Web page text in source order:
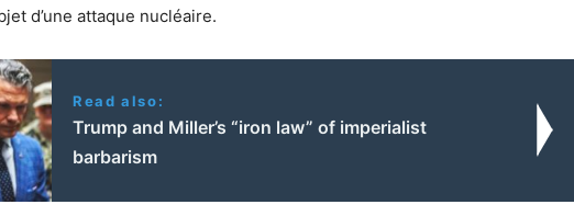
d’une attaque nucléaire.
Read also:
Trump and Miller’s “iron law” of imperialist
barbarism